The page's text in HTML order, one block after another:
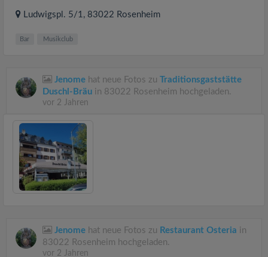
Ludwigspl. 5/1 , 83022 Rosenheim
Bar Musikclub
Jenome hat neue Fotos zu Traditionsgaststätte
Duschl-Bräu in 83022 Rosenheim hochgeladen.
vor 2 Jahren
Jenome hat neue Fotos zu Restaurant Osteria in
83022 Rosenheim hochgeladen.
vor 2 Jahren